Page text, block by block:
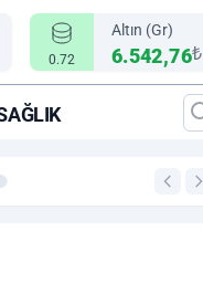
0.72
Altın (Gr)
6.542,76₺
00:12